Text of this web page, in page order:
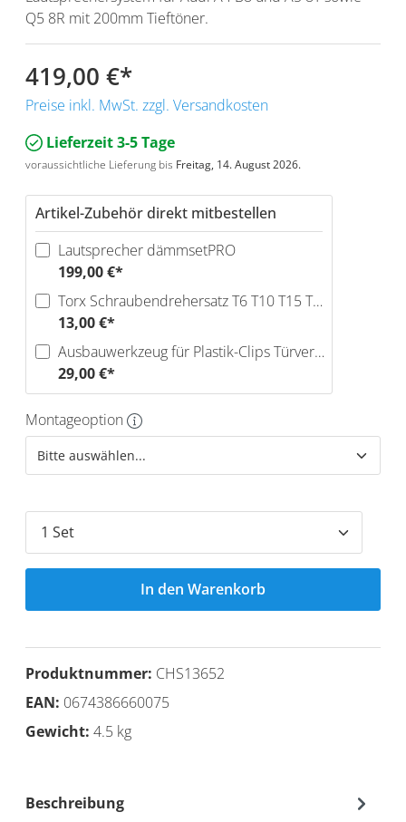
Q5 8R mit 200mm Tieftöner.
419,00 €*
Preise inkl. MwSt. zzgl. Versandkosten
Lieferzeit 3-5 Tage
voraussichtliche Lieferung bis Freitag, 14. August 2026.
Artikel-Zubehör direkt mitbestellen
Lautsprecher dämmsetPRO
199,00 €*
Torx Schraubendrehersatz T6 T10 T15 T20 T25 T30
13,00 €*
Ausbauwerkzeug für Plastik-Clips Türverkleidungen
29,00 €*
Montageoption
In den Warenkorb
Produktnummer: CHS13652
EAN: 0674386660075
Gewicht: 4.5 kg
Beschreibung